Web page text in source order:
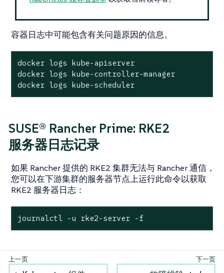
容器日志中可能包含有关问题原因的信息。
docker logs kube-apiserver
docker logs kube-controller-manager
docker logs kube-scheduler
SUSE® Rancher Prime: RKE2
服务器日志记录
如果 Rancher 提供的 RKE2 集群无法与 Rancher 通信，
您可以在下游集群的服务器节点上运行此命令以获取
RKE2 服务器日志：
journalctl -u rke2-server -f